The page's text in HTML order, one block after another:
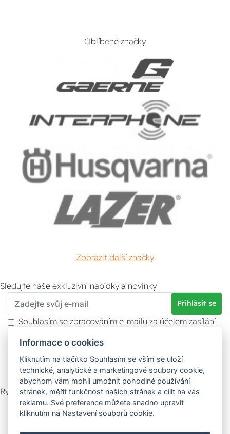
Oblíbené značky
Zobrazit další značky
Sledujte naše exkluzivní nabídky a novinky
Přihlásit se
Souhlasím se zpracováním e-mailu za účelem zasílání
Více informací naleznete v
údajů . Souhlas můžete kdykoliv odvolat.
Rychlý kontakt
Zákaznický servis Vyzvednutí zboží
Informace o cookies
Kliknutím na tlačítko Souhlasím se vším se uloží
technické, analytické a marketingové soubory cookie,
abychom vám mohli umožnit pohodlné používání
stránek, měřit funkčnost našich stránek a cílit na vás
reklamu. Své preference můžete snadno upravit
kliknutím na Nastavení souborů cookie.